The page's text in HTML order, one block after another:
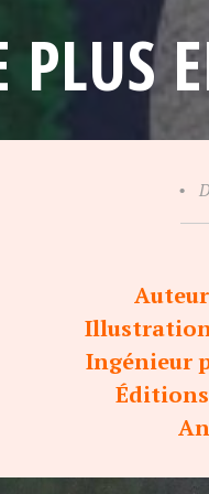
PLUS
•
Ingénieur